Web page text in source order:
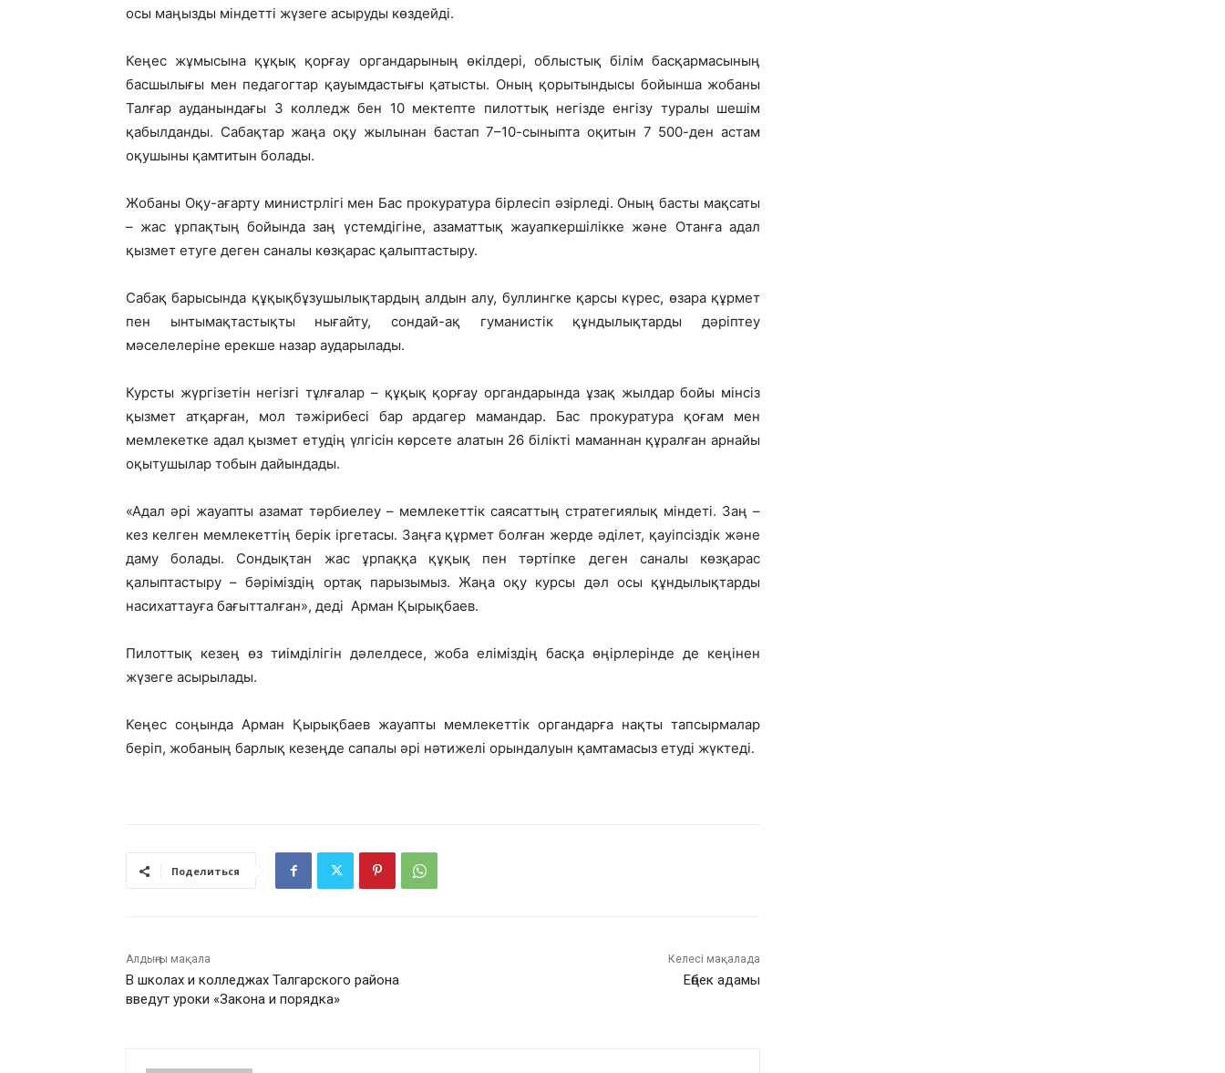
осы маңызды міндетті жүзеге асыруды көздейді.
Кеңес жұмысына құқық қорғау органдарының өкілдері, облыстық білім басқармасының
басшылығы мен педагогтар қауымдастығы қатысты. Оның қорытындысы бойынша жобаны
Талғар ауданындағы 3 колледж бен 10 мектепте пилоттық негізде енгізу туралы шешім
қабылданды. Сабақтар жаңа оқу жылынан бастап 7–10-сыныпта оқитын 7 500-ден астам
оқушыны қамтитын болады.
Жобаны Оқу-ағарту министрлігі мен Бас прокуратура бірлесіп әзірледі. Оның басты мақсаты
– жас ұрпақтың бойында заң үстемдігіне, азаматтық жауапкершілікке және Отанға адал
қызмет етуге деген саналы көзқарас қалыптастыру.
Сабақ барысында құқықбұзушылықтардың алдын алу, буллингке қарсы күрес, өзара құрмет
пен ынтымақтастықты нығайту, сондай-ақ гуманистік құндылықтарды дәріптеу
мәселелеріне ерекше назар аударылады.
Курсты жүргізетін негізгі тұлғалар – құқық қорғау органдарында ұзақ жылдар бойы мінсіз
қызмет атқарған, мол тәжірибесі бар ардагер мамандар. Бас прокуратура қоғам мен
мемлекетке адал қызмет етудің үлгісін көрсете алатын 26 білікті маманнан құралған арнайы
оқытушылар тобын дайындады.
«Адал әрі жауапты азамат тәрбиелеу – мемлекеттік саясаттың стратегиялық міндеті. Заң –
кез келген мемлекеттің берік іргетасы. Заңға құрмет болған жерде әділет, қауіпсіздік және
даму болады. Сондықтан жас ұрпаққа құқық пен тәртіпке деген саналы көзқарас
қалыптастыру – бәріміздің ортақ парызымыз. Жаңа оқу курсы дәл осы құндылықтарды
насихаттауға бағытталған», деді Арман Қырықбаев.
Пилоттық кезең өз тиімділігін дәлелдесе, жоба еліміздің басқа өңірлерінде де кеңінен
жүзеге асырылады.
Кеңес соңында Арман Қырықбаев жауапты мемлекеттік органдарға нақты тапсырмалар
беріп, жобаның барлық кезеңде сапалы әрі нәтижелі орындалуын қамтамасыз етуді жүктеді.
Поделиться
Алдыңғы мақала
В школах и колледжах Талгарского района
введут уроки «Закона и порядка»
Келесі мақалада
Еңбек адамы